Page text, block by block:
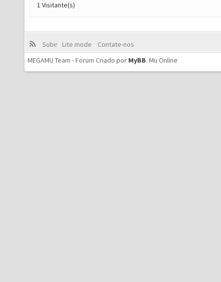
1 Visitante(s)
Subir Lite mode
Contate-nos
MEGAMU Team - Forum Criado por MyBB. Mu Online